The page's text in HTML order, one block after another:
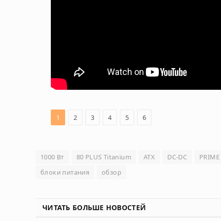
1 2 3 4 5 6
1000 Вт 80 PLUS Titanium ATX DC-DC
блоки питания
обзор
ЧИТАТЬ БОЛЬШЕ НОВОСТЕЙ